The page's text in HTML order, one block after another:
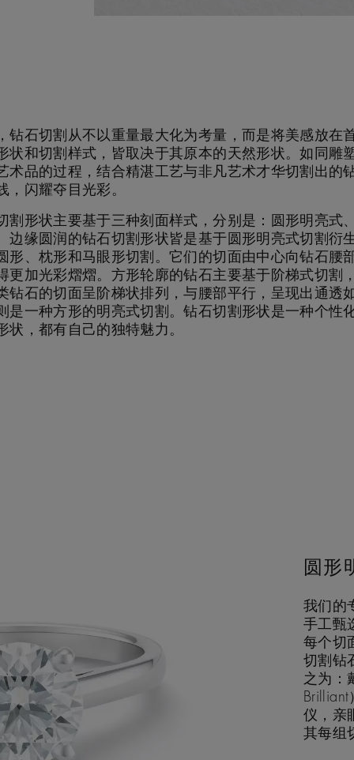
钻石切割从不以重量最大化为考量，而是将美感放在
状和切割样式，皆取决于其原本的天然形状。如同雕
术品的过程，结合精湛工艺与非凡艺术才华切割出的
，闪耀夺目光彩。
割形状主要基于三种刻面样式，分别是：圆形明亮式
边缘圆润的钻石切割形状皆是基于圆形明亮式切割衍
形、枕形和马眼形切割。它们的切面由中心向钻石腰
更加光彩熠熠。方形轮廓的钻石主要基于阶梯式切割
钻石的切面呈阶梯状排列，与腰部平行，呈现出通透
是一种方形的明亮式切割。钻石切割形状是一种个性
状，都有自己的独特魅力。
圆形
我们的
手工甄
每个切
切割钻
之为：
仪，亲
其每组